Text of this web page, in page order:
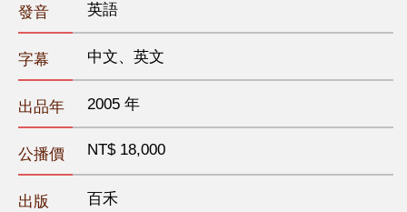
發音 英語
字幕 中文、英文
出品年 2005 年
公播價 NT$ 18,000
出版 百禾